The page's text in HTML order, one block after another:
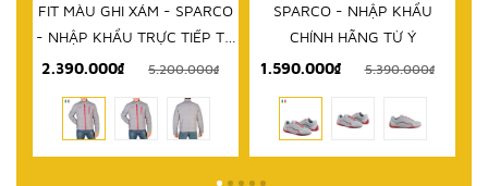
FIT MÀU GHI XÁM - SPARCO
- NHẬP KHẨU TRỰC TIẾP TỪ
ITALY
2.390.000₫ 5.200.000₫
SPARCO - NHẬP KHẨU
CHÍNH HÃNG TỪ Ý
1.590.000₫
5.390.000₫